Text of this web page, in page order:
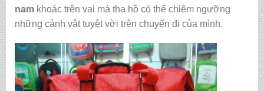
nam khoác trên vai mà tha hồ có thể chiêm ngưỡng
những cảnh vật tuyệt vời trên chuyến đi của mình.